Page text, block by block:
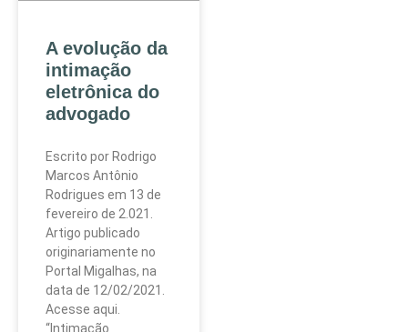
A evolução da
intimação
eletrônica do
advogado
Escrito por Rodrigo
Marcos Antônio
Rodrigues em 13 de
fevereiro de 2.021.
Artigo publicado
originariamente no
Portal Migalhas, na
data de 12/02/2021.
Acesse aqui.
“Intimação